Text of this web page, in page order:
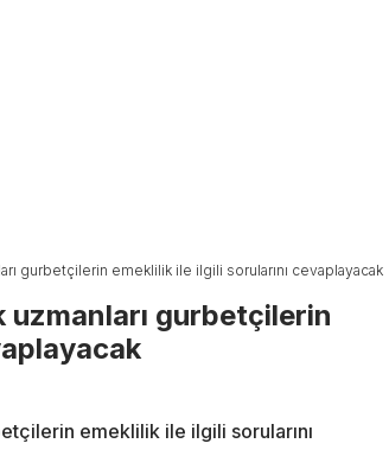
gurbetçilerin emeklilik ile ilgili sorularını cevaplayacak
gurbetçilerin
emeklilik ile ilgili sorularını